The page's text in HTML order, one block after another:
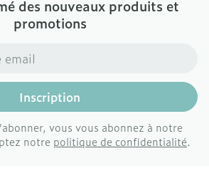
des nouveaux produits et
promotions
Inscription
vous vous abonnez à notre
notre politique de confidentialité.